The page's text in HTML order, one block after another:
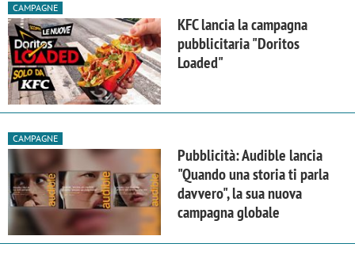
CAMPAGNE
KFC lancia la campagna
pubblicitaria "Doritos
Loaded"
CAMPAGNE
Pubblicità: Audible lancia
"Quando una storia ti parla
davvero", la sua nuova
campagna globale